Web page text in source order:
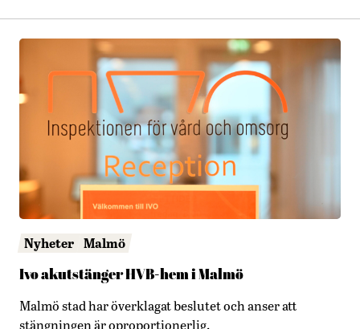
Nyheter Malmö
Ivo akutstänger HVB-hem i Malmö
Malmö stad har överklagat beslutet och anser att
stängningen är oproportionerlig.